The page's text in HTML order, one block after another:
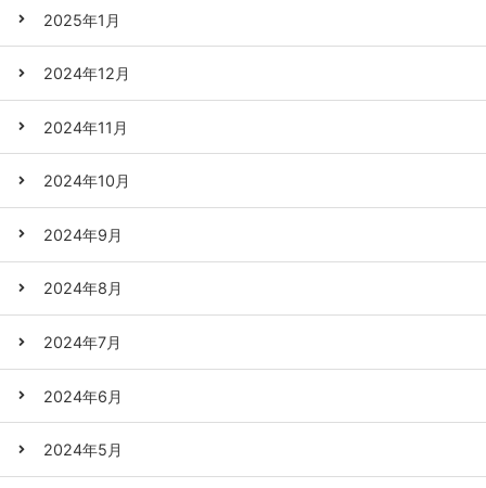
2025年1月
2024年12月
2024年11月
2024年10月
2024年9月
2024年8月
2024年7月
2024年6月
2024年5月